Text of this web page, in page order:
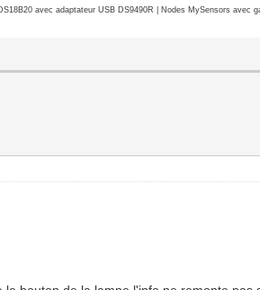
avec adaptateur USB DS9490R | Nodes MySensors